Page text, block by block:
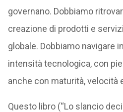
governano. Dobbiamo
creazione di prodotti e
globale. Dobbiamo navigare
intensità tecnologica, con
anche con maturità, velocità
Questo libro (“Lo slancio